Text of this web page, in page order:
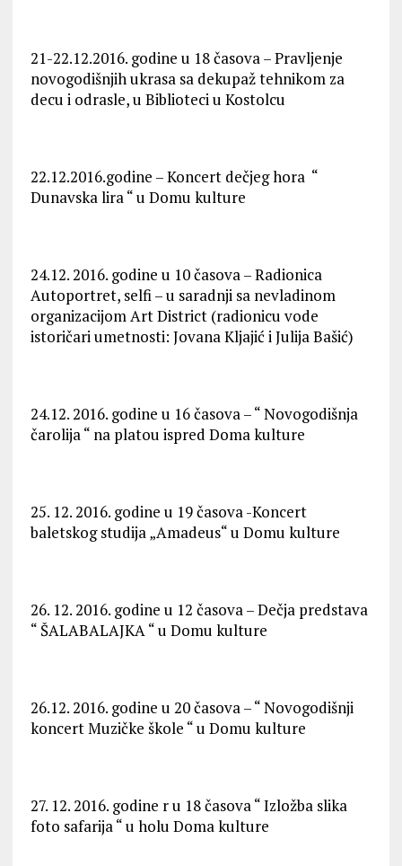
21-22.12.2016. godine u 18 časova – Pravljenje
novogodišnjih ukrasa sa dekupaž tehnikom za
decu i odrasle, u Biblioteci u Kostolcu
22.12.2016.godine – Koncert dečjeg hora “
Dunavska lira “ u Domu kulture
24.12. 2016. godine u 10 časova – Radionica
Autoportret, selfi – u saradnji sa nevladinom
organizacijom Art District (radionicu vode
istoričari umetnosti: Jovana Kljajić i Julija Bašić)
24.12. 2016. godine u 16 časova – “ Novogodišnja
čarolija “ na platou ispred Doma kulture
25. 12. 2016. godine u 19 časova -Koncert
baletskog studija „Amadeus“ u Domu kulture
26. 12. 2016. godine u 12 časova – Dečja predstava
“ ŠALABALAJKA “ u Domu kulture
26.12. 2016. godine u 20 časova – “ Novogodišnji
koncert Muzičke škole “ u Domu kulture
27. 12. 2016. godine r u 18 časova “ Izložba slika
foto safarija “ u holu Doma kulture